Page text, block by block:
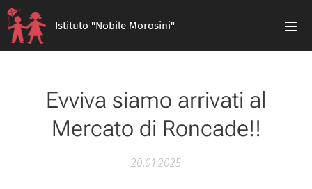
Istituto "Nobile Morosini"
Evviva siamo arrivati al
Mercato di Roncade!!
20.01.2025